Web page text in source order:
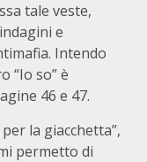
tale veste,
e
Intendo
“Io so” è
46 e 47.
la giacchetta”,
permetto di